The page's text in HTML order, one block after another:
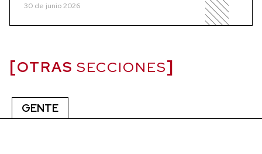
30 de junio 2026
OTRAS SECCIONES
GENTE